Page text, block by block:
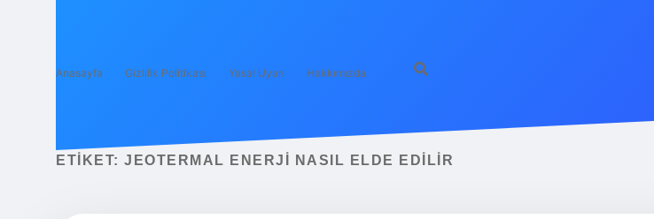
Anasayfa Gizlilik Politikası Yasal Uyarı Hakkımızda
ETIKET: JEOTERMAL ENERJI NASIL ELDE EDILIR